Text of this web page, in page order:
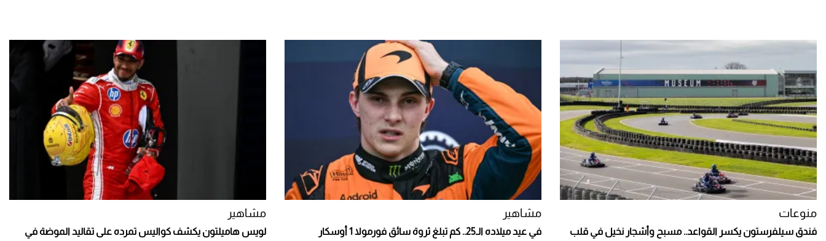
منوعات
فندق سيلفرستون يكسر القواعد.. مسبح وأشجار نخيل في قلب
مشاهير
في عيد ميلاده الـ25.. كم تبلغ ثروة سائق فورمولا 1 أوسكار
مشاهير
لويس هاميلتون يكشف كواليس تمرده على تقاليد الموضة في